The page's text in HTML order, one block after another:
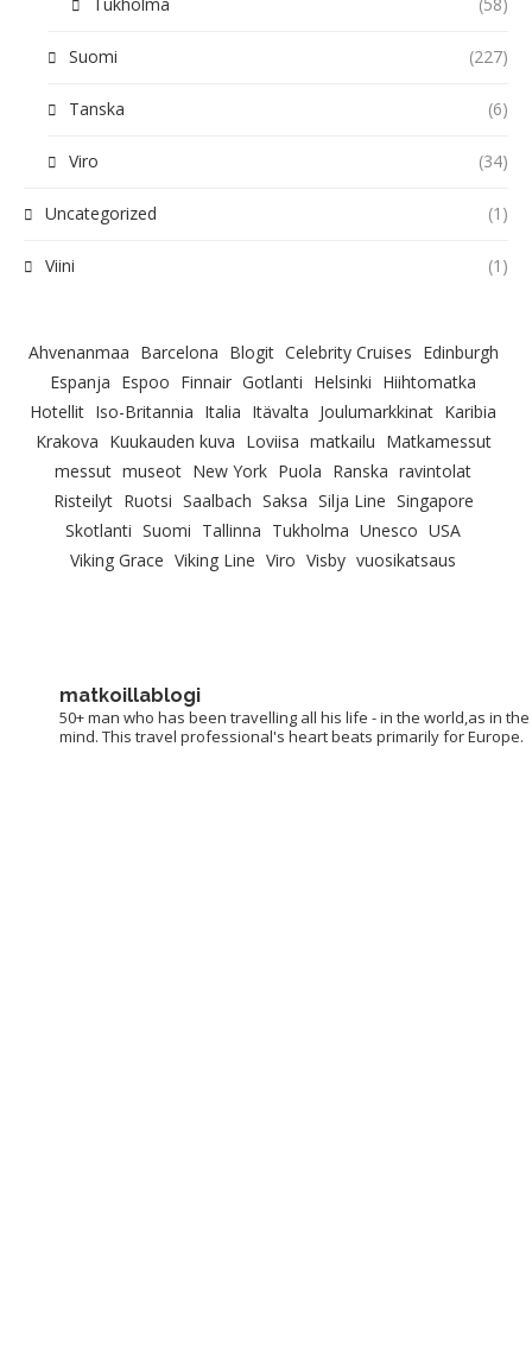
Suomi (227)
Tanska (6)
Viro (34)
Uncategorized (1)
Viini (1)
Ahvenanmaa Barcelona Blogit Celebrity Cruises Edinburgh
Espanja Espoo Finnair Gotlanti Helsinki Hiihtomatka
Hotellit Iso-Britannia Italia Itävalta Joulumarkkinat Karibia
Krakova Kuukauden kuva Loviisa matkailu Matkamessut
messut museot New York Puola Ranska ravintolat
Risteilyt Ruotsi Saalbach Saksa Silja Line Singapore
Skotlanti Suomi Tallinna Tukholma Unesco USA
Viking Grace Viking Line Viro Visby vuosikatsaus
matkoillablogi
50+ man who has been travelling all his life - in the world,as in the
mind. This travel professional's heart beats primarily for Europe.